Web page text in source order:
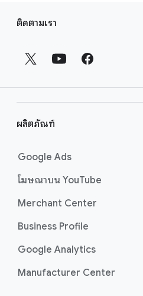
น
ติดตามเรา
ผลิตภัณฑ์
Google Ads
โฆษณาบน YouTube
Merchant Center
Business Profile
Google Analytics
Manufacturer Center